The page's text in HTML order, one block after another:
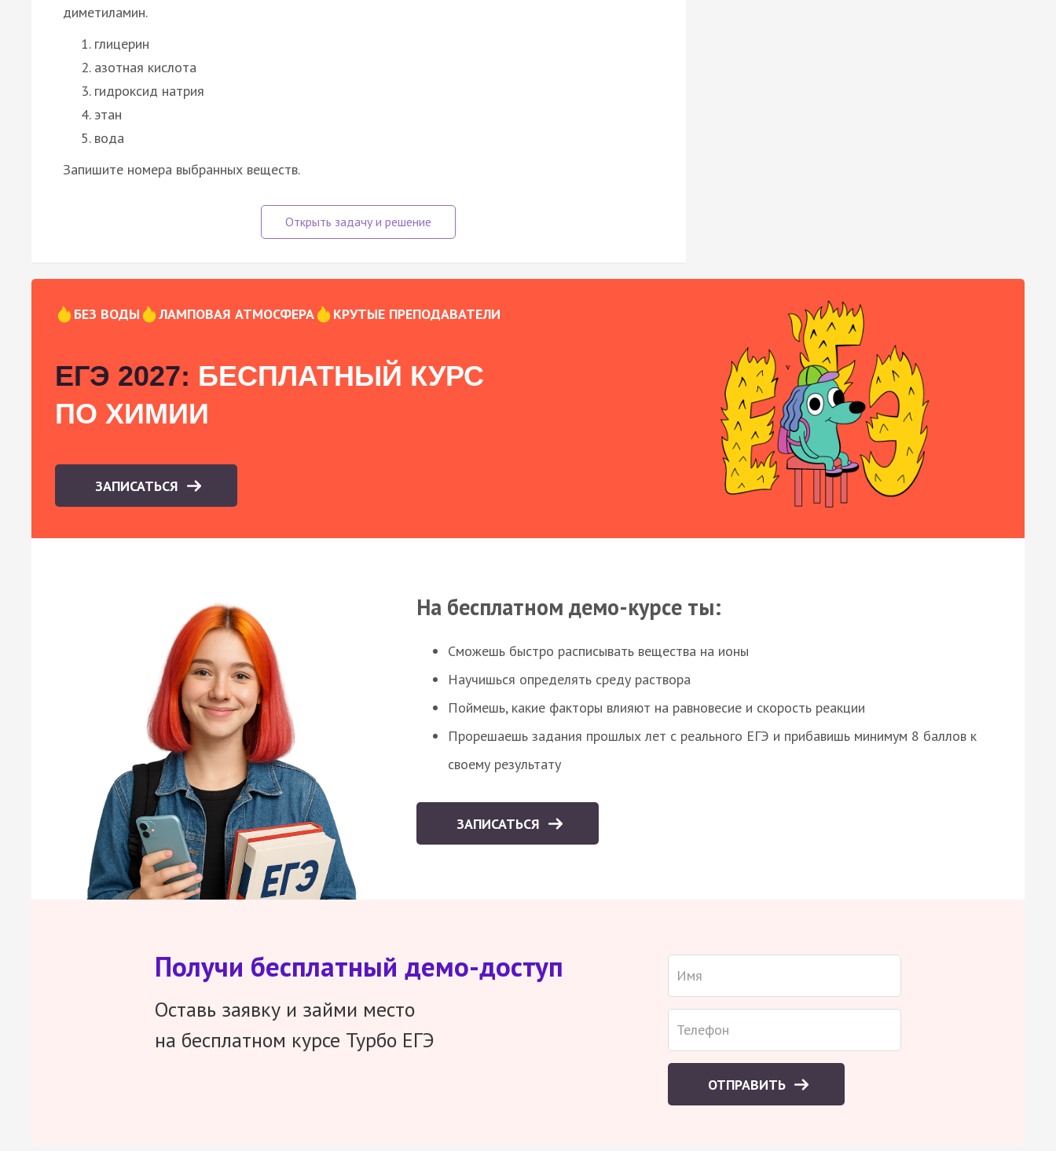
диметиламин.
глицерин
азотная кислота
гидроксид натрия
этан
вода
Запишите номера выбранных веществ.
БЕЗ ВОДЫ ЛАМПОВАЯ АТМОСФЕРА КРУТЫЕ ПРЕПОДАВАТЕЛИ
ЕГЭ 2027: БЕСПЛАТНЫЙ КУРС
ПО ХИМИИ
ЗАПИСАТЬСЯ
На бесплатном демо-курсе ты:
Сможешь быстро расписывать вещества на ионы
Научишься определять среду раствора
Поймешь, какие факторы влияют на равновесие и скорость реакции
Прорешаешь задания прошлых лет с реального ЕГЭ и прибавишь минимум 8 баллов к
своему результату
ЗАПИСАТЬСЯ
Получи бесплатный демо-доступ
Оставь заявку и займи место
на бесплатном курсе Турбо ЕГЭ
ОТПРАВИТЬ